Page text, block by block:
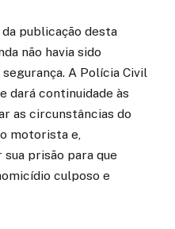
publicação desta
não havia sido
A Polícia Civil
dará continuidade às
as circunstâncias do
motorista e,
prisão para que
culposo e